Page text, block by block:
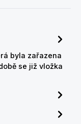
byla zařazena
se již vložka